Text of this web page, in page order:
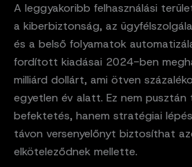
A leggyakoribb felhasználási
a kiberbiztonság, az
és a belső folyamatok
fordított kiadásai 2024-ben
milliárd dollárt, ami ötven
egyetlen év alatt. Ez nem pusztán
befektetés, hanem stratégiai
távon versenyelőnyt biztosíthat
elköteleződnek mellette.